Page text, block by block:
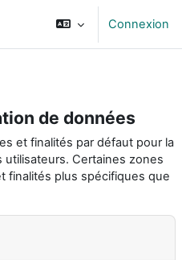
Connexion
de données
et finalités par défaut pour la
Certaines zones
finalités plus spécifiques que